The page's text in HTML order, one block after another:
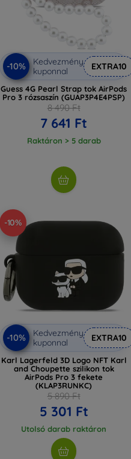
-10%
Kedvezmény
kuponnal
EXTRA10
Guess 4G Pearl Strap tok AirPods
Pro 3 rózsaszín (GUAP3P4E4PSP)
8 490 Ft
7 641 Ft
Raktáron > 5 darab
-10%
-10%
Kedvezmény
kuponnal
EXTRA10
Karl Lagerfeld 3D Logo NFT Karl
and Choupette szilikon tok
AirPods Pro 3 fekete
(KLAP3RUNKC)
5 890 Ft
5 301 Ft
Utolsó darab raktáron